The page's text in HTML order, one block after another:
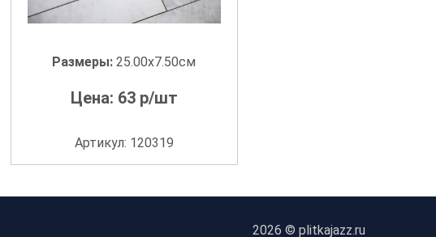
Размеры: 25.00x7.50см
Цена: 63р/шт
Артикул: 120319
2026 © plitkajazz.ru